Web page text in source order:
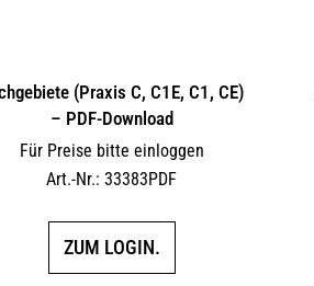
(Praxis C, C1E, C1, CE)
– PDF-Download
Für Preise bitte einloggen
Art.-Nr.: 33383PDF
ZUM LOGIN.